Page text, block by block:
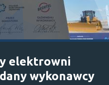
elektrowni
wykonawcy